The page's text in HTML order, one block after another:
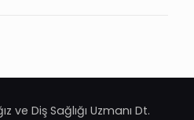
ve Diş Sağlığı Uzmanı Dt.